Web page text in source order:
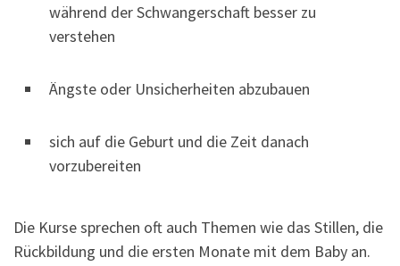
während der Schwangerschaft besser zu
verstehen
Ängste oder Unsicherheiten abzubauen
sich auf die Geburt und die Zeit danach
vorzubereiten
Die Kurse sprechen oft auch Themen wie das Stillen, die
Rückbildung und die ersten Monate mit dem Baby an.